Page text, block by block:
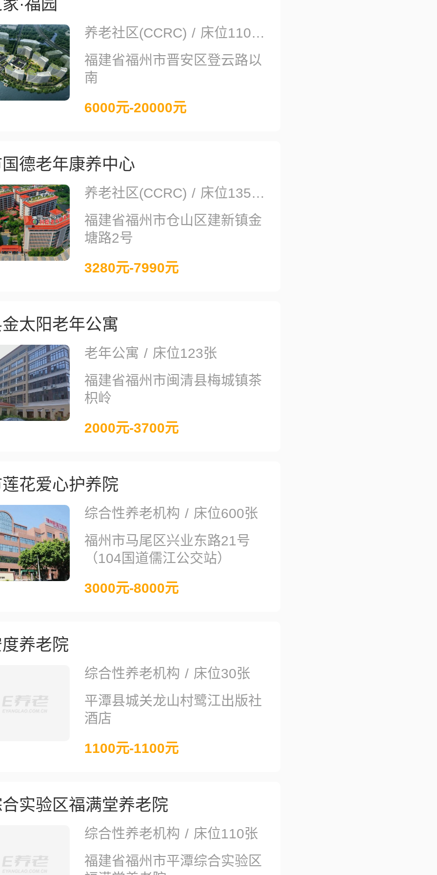
·福园
养老社区(CCRC) / 床位1100张
福建省福州市晋安区登云路以
南
6000元-20000元
德老年康养中心
养老社区(CCRC) / 床位1350张
福建省福州市仓山区建新镇金
塘路2号
3280元-7990元
太阳老年公寓
老年公寓 / 床位123张
福建省福州市闽清县梅城镇茶
枳岭
2000元-3700元
花爱心护养院
综合性养老机构 / 床位600张
福州市马尾区兴业东路21号
（104国道儒江公交站）
3000元-8000元
养老院
综合性养老机构 / 床位30张
平潭县城关龙山村鹭江出版社
酒店
1100元-1100元
实验区福满堂养老院
综合性养老机构 / 床位110张
福建省福州市平潭综合实验区